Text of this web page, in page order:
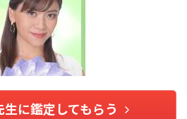
に鑑定してもらう